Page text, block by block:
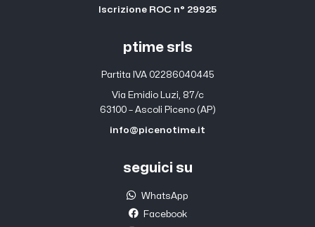
Iscrizione ROC n° 29925
ptime srls
Partita IVA 02286040445
Via Emidio Luzi, 87/c
63100 – Ascoli Piceno (AP)
info@picenotime.it
seguici su
WhatsApp
Facebook